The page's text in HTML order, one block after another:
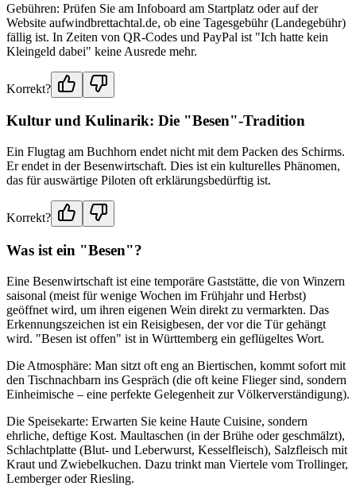
Gebühren: Prüfen Sie am Infoboard am Startplatz oder auf der
Website aufwindbrettachtal.de, ob eine Tagesgebühr (Landegebühr)
fällig ist. In Zeiten von QR-Codes und PayPal ist "Ich hatte kein
Kleingeld dabei" keine Ausrede mehr.
Korrekt?
Kultur und Kulinarik: Die "Besen"-Tradition
Ein Flugtag am Buchhorn endet nicht mit dem Packen des Schirms.
Er endet in der Besenwirtschaft. Dies ist ein kulturelles Phänomen,
das für auswärtige Piloten oft erklärungsbedürftig ist.
Korrekt?
Was ist ein "Besen"?
Eine Besenwirtschaft ist eine temporäre Gaststätte, die von Winzern
saisonal (meist für wenige Wochen im Frühjahr und Herbst)
geöffnet wird, um ihren eigenen Wein direkt zu vermarkten. Das
Erkennungszeichen ist ein Reisigbesen, der vor die Tür gehängt
wird. "Besen ist offen" ist in Württemberg ein geflügeltes Wort.
Die Atmosphäre: Man sitzt oft eng an Biertischen, kommt sofort mit
den Tischnachbarn ins Gespräch (die oft keine Flieger sind, sondern
Einheimische – eine perfekte Gelegenheit zur Völkerverständigung).
Die Speisekarte: Erwarten Sie keine Haute Cuisine, sondern
ehrliche, deftige Kost. Maultaschen (in der Brühe oder geschmälzt),
Schlachtplatte (Blut- und Leberwurst, Kesselfleisch), Salzfleisch mit
Kraut und Zwiebelkuchen. Dazu trinkt man Viertele vom Trollinger,
Lemberger oder Riesling.